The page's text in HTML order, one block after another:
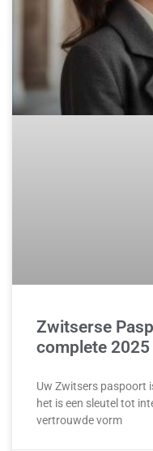
Zwitserse
complete
Uw Zwitsers paspoort
het is een sleutel tot
vertrouwde vorm